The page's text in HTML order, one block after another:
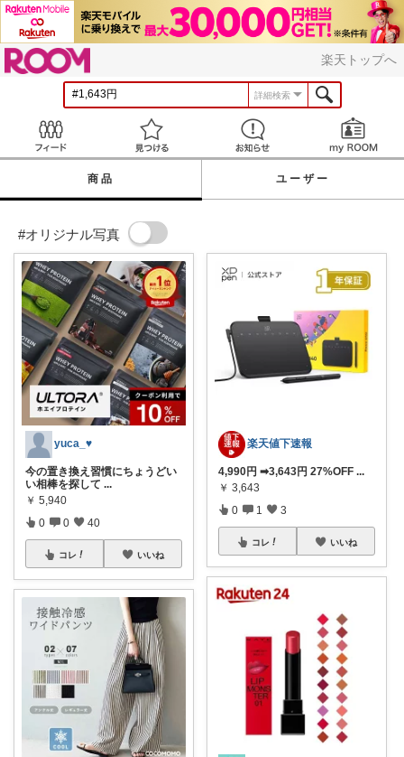
楽天トップへ
詳細検索
見つける お知らせ
商品 ユーザー
#オリジナル写真
yuca_♥
今の置き換え習慣にちょうどい
い相棒を探して ...
￥ 5,940
0 0 40
コレ いいね
楽天値下速報
4,990円 ➡3,643円 27%OFF ...
￥ 3,643
0 1 3
コレ いいね